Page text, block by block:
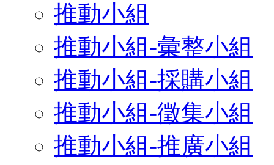
推動小組
推動小組-彙整小組
推動小組-採購小組
推動小組-徵集小組
推動小組-推廣小組